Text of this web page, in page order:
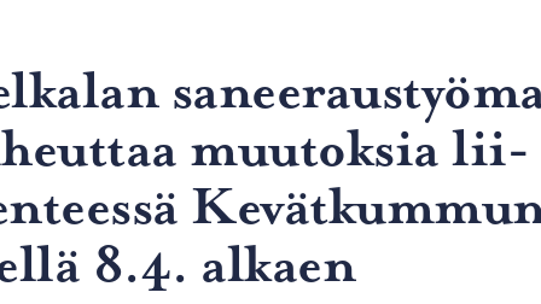
muu­tok­sia lii­
8.4. al­kaen